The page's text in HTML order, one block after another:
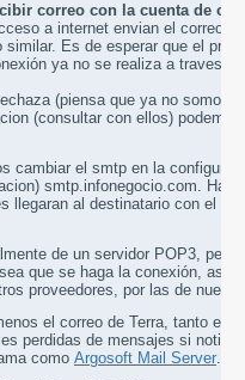
correo con la cuenta de
a internet envian el correo
Es de esperar que el
ya no se realiza a traves
(piensa que ya no somos
(consultar con ellos)
cambiar el smtp en la
smtp.infonegocio.com.
llegaran al destinatario con el
de un servidor POP3,
que se haga la conexión, asi
proveedores, por las de
el correo de Terra, tanto
perdidas de mensajes si
como Argosoft Mail Server.